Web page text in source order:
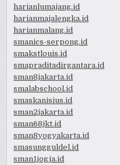
harianlumajang.id
harianmajalengka.id
harianmalang.id
smanics-serpong.id
smakstlouis.id
smapraditadirgantara.id
sman8jakarta.id
smalabschool.id
smaskanisius.id
sman2jakarta.id
sman68jkt.id
sman8yogyakarta.id
smasungguldel.id
sman1jogja.id